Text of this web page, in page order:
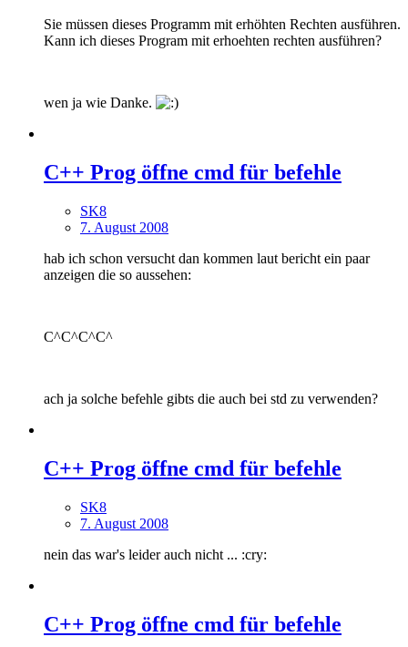
Sie müssen dieses Programm mit erhöhten Rechten ausführen.
Kann ich dieses Program mit erhoehten rechten ausführen?
wen ja wie Danke.
C++ Prog öffne cmd für befehle
SK8
7. August 2008
hab ich schon versucht dan kommen laut bericht ein paar
anzeigen die so aussehen:
C^C^C^C^
ach ja solche befehle gibts die auch bei std zu verwenden?
C++ Prog öffne cmd für befehle
SK8
7. August 2008
nein das war's leider auch nicht ... :cry:
C++ Prog öffne cmd für befehle